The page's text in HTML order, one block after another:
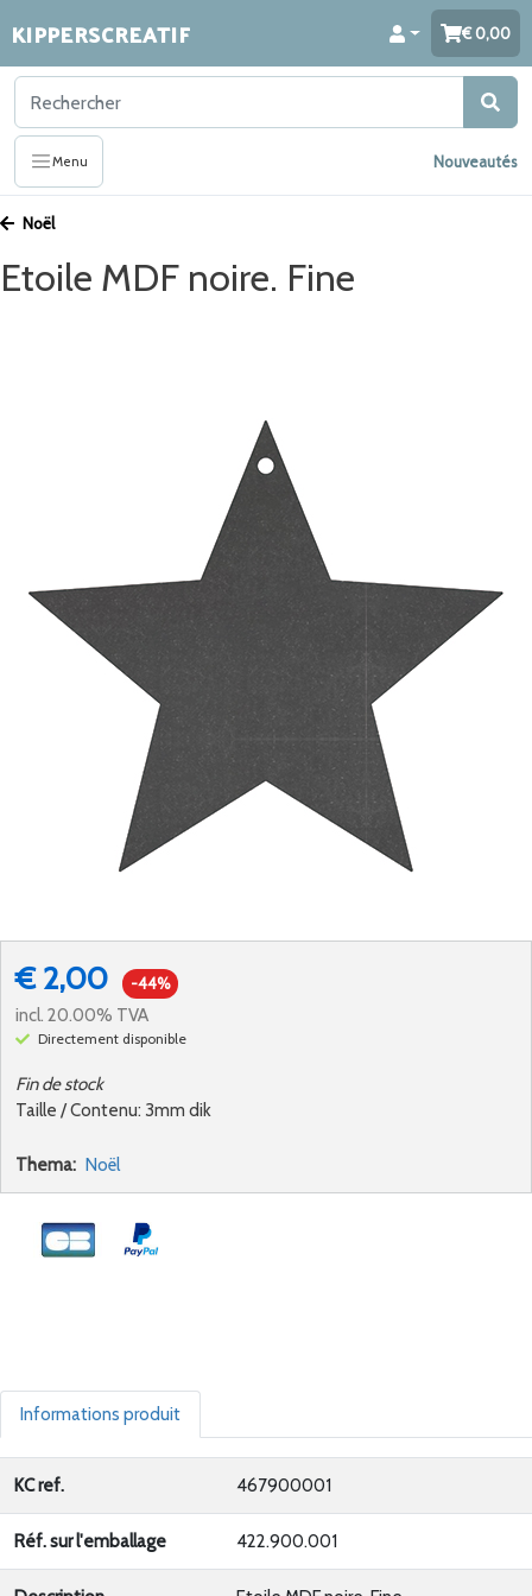
KIPPERSCREATIF 0,00
Menu Nouveautés
Noël
Etoile MDF noire. Fine
Taille / Contenu: 3mm dik
Fin de stock
€ 2,00 -44%
incl. 20.00% TVA
Directement disponible
Thema: Noël
Informations produit
KC ref. 467900001
Réf. sur l'emballage 422.900.001